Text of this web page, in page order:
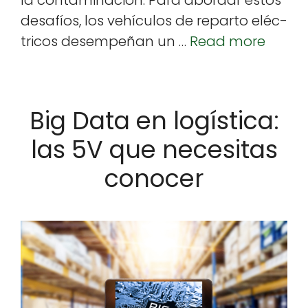
desafíos, los vehícu­los de repar­to eléc­
tri­cos desem­peñan un … Read more
Big Data en logística:
las 5V que necesitas
conocer